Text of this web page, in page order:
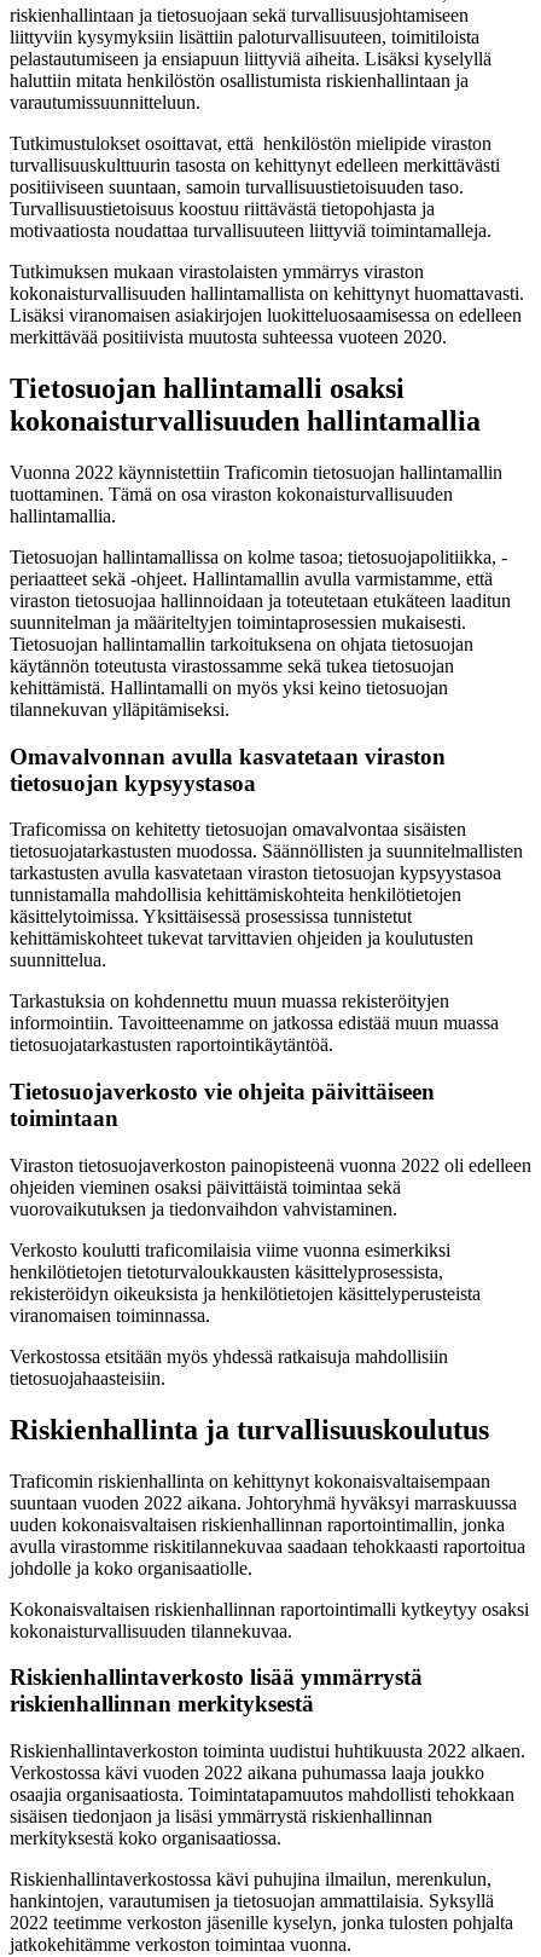
riskienhallintaan ja tietosuojaan sekä turvallisuusjohtamiseen
liittyviin kysymyksiin lisättiin paloturvallisuuteen, toimitiloista
pelastautumiseen ja ensiapuun liittyviä aiheita. Lisäksi kyselyllä
haluttiin mitata henkilöstön osallistumista riskienhallintaan ja
varautumissuunnitteluun.
Tutkimustulokset osoittavat, että henkilöstön mielipide viraston
turvallisuuskulttuurin tasosta on kehittynyt edelleen merkittävästi
positiiviseen suuntaan, samoin turvallisuustietoisuuden taso.
Turvallisuustietoisuus koostuu riittävästä tietopohjasta ja
motivaatiosta noudattaa turvallisuuteen liittyviä toimintamalleja.
Tutkimuksen mukaan virastolaisten ymmärrys viraston
kokonaisturvallisuuden hallintamallista on kehittynyt huomattavasti.
Lisäksi viranomaisen asiakirjojen luokitteluosaamisessa on edelleen
merkittävää positiivista muutosta suhteessa vuoteen 2020.
Tietosuojan hallintamalli osaksi
kokonaisturvallisuuden hallintamallia
Vuonna 2022 käynnistettiin Traficomin tietosuojan hallintamallin
tuottaminen. Tämä on osa viraston kokonaisturvallisuuden
hallintamallia.
Tietosuojan hallintamallissa on kolme tasoa; tietosuojapolitiikka, -
periaatteet sekä -ohjeet. Hallintamallin avulla varmistamme, että
viraston tietosuojaa hallinnoidaan ja toteutetaan etukäteen laaditun
suunnitelman ja määriteltyjen toimintaprosessien mukaisesti.
Tietosuojan hallintamallin tarkoituksena on ohjata tietosuojan
käytännön toteutusta virastossamme sekä tukea tietosuojan
kehittämistä. Hallintamalli on myös yksi keino tietosuojan
tilannekuvan ylläpitämiseksi.
Omavalvonnan avulla kasvatetaan viraston
tietosuojan kypsyystasoa
Traficomissa on kehitetty tietosuojan omavalvontaa sisäisten
tietosuojatarkastusten muodossa. Säännöllisten ja suunnitelmallisten
tarkastusten avulla kasvatetaan viraston tietosuojan kypsyystasoa
tunnistamalla mahdollisia kehittämiskohteita henkilötietojen
käsittelytoimissa. Yksittäisessä prosessissa tunnistetut
kehittämiskohteet tukevat tarvittavien ohjeiden ja koulutusten
suunnittelua.
Tarkastuksia on kohdennettu muun muassa rekisteröityjen
informointiin. Tavoitteenamme on jatkossa edistää muun muassa
tietosuojatarkastusten raportointikäytäntöä.
Tietosuojaverkosto vie ohjeita päivittäiseen
toimintaan
Viraston tietosuojaverkoston painopisteenä vuonna 2022 oli edelleen
ohjeiden vieminen osaksi päivittäistä toimintaa sekä
vuorovaikutuksen ja tiedonvaihdon vahvistaminen.
Verkosto koulutti traficomilaisia viime vuonna esimerkiksi
henkilötietojen tietoturvaloukkausten käsittelyprosessista,
rekisteröidyn oikeuksista ja henkilötietojen käsittelyperusteista
viranomaisen toiminnassa.
Verkostossa etsitään myös yhdessä ratkaisuja mahdollisiin
tietosuojahaasteisiin.
Riskienhallinta ja turvallisuuskoulutus
Traficomin riskienhallinta on kehittynyt kokonaisvaltaisempaan
suuntaan vuoden 2022 aikana. Johtoryhmä hyväksyi marraskuussa
uuden kokonaisvaltaisen riskienhallinnan raportointimallin, jonka
avulla virastomme riskitilannekuvaa saadaan tehokkaasti raportoitua
johdolle ja koko organisaatiolle.
Kokonaisvaltaisen riskienhallinnan raportointimalli kytkeytyy osaksi
kokonaisturvallisuuden tilannekuvaa.
Riskienhallintaverkosto lisää ymmärrystä
riskienhallinnan merkityksestä
Riskienhallintaverkoston toiminta uudistui huhtikuusta 2022 alkaen.
Verkostossa kävi vuoden 2022 aikana puhumassa laaja joukko
osaajia organisaatiosta. Toimintatapamuutos mahdollisti tehokkaan
sisäisen tiedonjaon ja lisäsi ymmärrystä riskienhallinnan
merkityksestä koko organisaatiossa.
Riskienhallintaverkostossa kävi puhujina ilmailun, merenkulun,
hankintojen, varautumisen ja tietosuojan ammattilaisia. Syksyllä
2022 teetimme verkoston jäsenille kyselyn, jonka tulosten pohjalta
jatkokehitämme verkoston toimintaa vuonna.